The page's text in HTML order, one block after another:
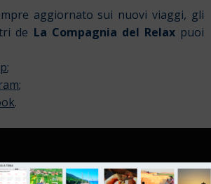
aggiornato sui nuovi viaggi, gli
de La Compagnia del Relax puoi
;
;
.